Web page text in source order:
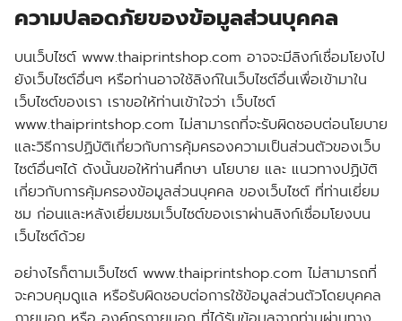
ความปลอดภัยของข้อมูลส่วนบุคคล
บนเว็บไซต์ www.thaiprintshop.com อาจจะมีลิงก์เชื่อมโยงไป
ยังเว็บไซต์อื่นๆ หรือท่านอาจใช้ลิงก์ในเว็บไซต์อื่นเพื่อเข้ามาใน
เว็บไซต์ของเรา เราขอให้ท่านเข้าใจว่า เว็บไซต์
www.thaiprintshop.com ไม่สามารถที่จะรับผิดชอบต่อนโยบาย
และวิธีการปฏิบัติเกี่ยวกับการคุ้มครองความเป็นส่วนตัวของเว็บ
ไซต์อื่นๆได้ ดังนั้นขอให้ท่านศึกษา นโยบาย และ แนวทางปฏิบัติ
เกี่ยวกับการคุ้มครองข้อมูลส่วนบุคคล ของเว็บไซต์ ที่ท่านเยี่ยม
ชม ก่อนและหลังเยี่ยมชมเว็บไซต์ของเราผ่านลิงก์เชื่อมโยงบน
เว็บไซต์ด้วย
อย่างไรก็ตามเว็บไซต์ www.thaiprintshop.com ไม่สามารถที่
จะควบคุมดูแล หรือรับผิดชอบต่อการใช้ข้อมูลส่วนตัวโดยบุคคล